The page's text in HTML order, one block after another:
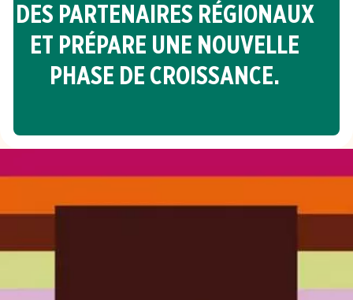
DES PARTENAIRES RÉGIONAUX
ET PRÉPARE UNE NOUVELLE
PHASE DE CROISSANCE.